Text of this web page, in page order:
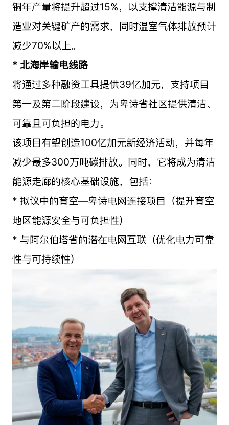
铜年产量将提升超过15%，以支撑清洁能源与制
造业对关键矿产的需求，同时温室气体排放预计
减少70%以上。
* 北海岸输电线路
将通过多种融资工具提供39亿加元，支持项目
第一及第二阶段建设，为卑诗省社区提供清洁、
可靠且可负担的电力。
该项目有望创造100亿加元新经济活动，并每年
减少最多300万吨碳排放。同时，它将成为清洁
能源走廊的核心基础设施，包括：
* 拟议中的育空—卑诗电网连接项目（提升育空
地区能源安全与可负担性）
* 与阿尔伯塔省的潜在电网互联（优化电力可靠
性与可持续性）